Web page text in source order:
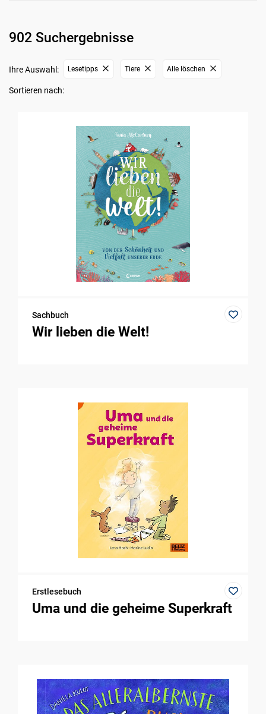
902 Suchergebnisse
Ihre Auswahl: Lesetipps Tiere Alle löschen
Sortieren nach:
Sachbuch
Wir lieben die Welt!
Erstlesebuch
Uma und die geheime Superkraft